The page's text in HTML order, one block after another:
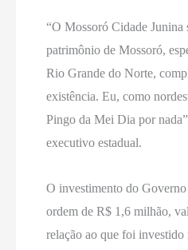
“O Mossoró Cidade Junina
patrimônio de Mossoró,
Rio Grande do Norte,
existência. Eu, como
Pingo da Mei Dia por
executivo estadual.
O investimento do
ordem de R$ 1,6 milhão,
relação ao que foi